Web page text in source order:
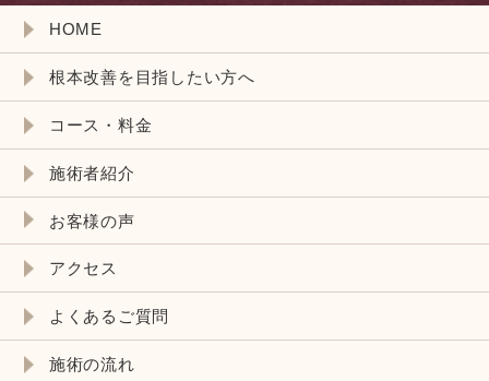
HOME
根本改善を目指したい方へ
コース・料金
施術者紹介
お客様の声
アクセス
よくあるご質問
施術の流れ